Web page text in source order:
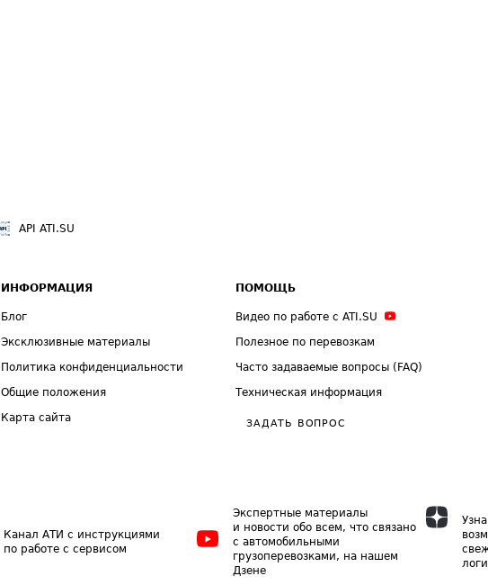
API ATI.SU
ИНФОРМАЦИЯ
Блог
Эксклюзивные материалы
Политика конфиденциальности
Общие положения
Карта сайта
ПОМОЩЬ
Видео по работе с ATI.SU
Полезное по перевозкам
Часто задаваемые вопросы (FAQ)
Техническая информация
ЗАДАТЬ ВОПРОС
Канал АТИ с инструкциями
по работе с сервисом
Экспертные материалы
и новости обо всем, что связано
с автомобильными
грузоперевозками, на нашем
Дзене